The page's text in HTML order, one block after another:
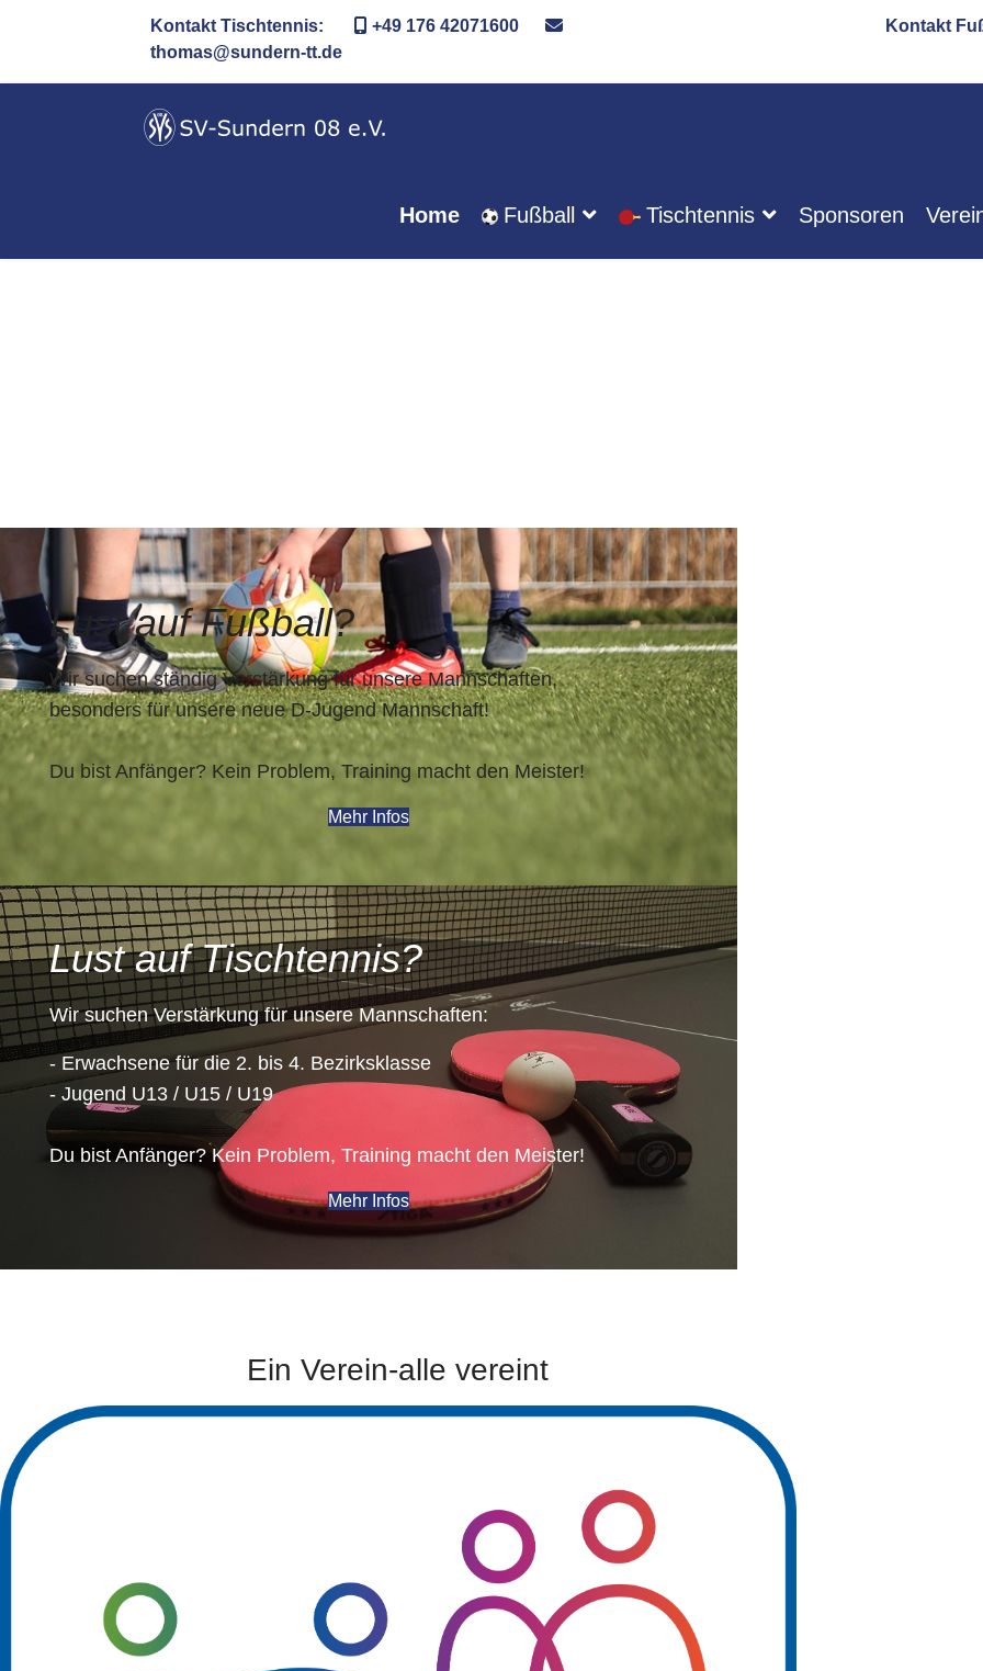
Kontakt Tischtennis:
+49 176 42071600
thomas@sundern-tt.de
Kontakt
Home Fußball Tischtennis Sponsoren
Lust auf Fußball?
Wir suchen ständig Verstärkung für unsere Mannschaften,
besonders für unsere neue D-Jugend Mannschaft!
Du bist Anfänger? Kein Problem, Training macht den Meister!
Mehr Infos
Lust auf Tischtennis?
Wir suchen Verstärkung für unsere Mannschaften:
- Erwachsene für die 2. bis 4. Bezirksklasse
- Jugend U13 / U15 / U19
Du bist Anfänger? Kein Problem, Training macht den Meister!
Mehr Infos
Ein Verein-alle vereint